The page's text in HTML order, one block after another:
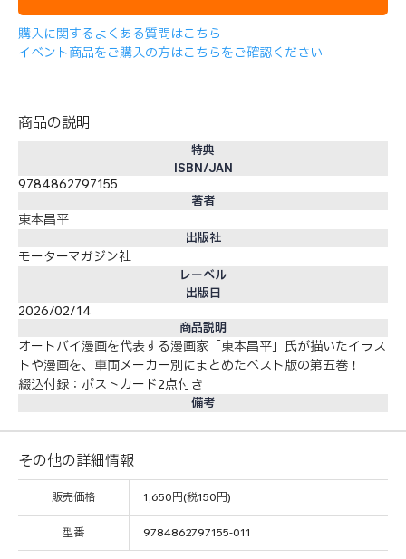
購入に関するよくある質問はこちら
イベント商品をご購入の方はこちらをご確認ください
商品の説明
特典
ISBN/JAN
9784862797155
著者
東本昌平
出版社
モーターマガジン社
レーベル
出版日
2026/02/14
商品説明
オートバイ漫画を代表する漫画家「東本昌平」氏が描いたイラス
トや漫画を、車両メーカー別にまとめたベスト版の第五巻！
綴込付録：ポストカード2点付き
備考
その他の詳細情報
販売価格 1,650円(税150円)
型番 9784862797155-011